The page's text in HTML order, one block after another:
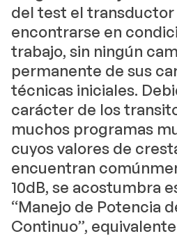
del test el transductor
encontrarse en
trabajo, sin ningún
permanente de sus
técnicas iniciales.
carácter de los
muchos programas
cuyos valores de
encuentran
10dB, se acostumbra
“Manejo de Potencia
Continuo”,